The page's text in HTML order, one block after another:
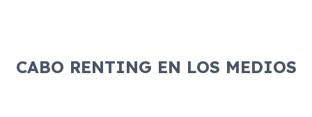
CABO RENTING EN LOS MEDIOS